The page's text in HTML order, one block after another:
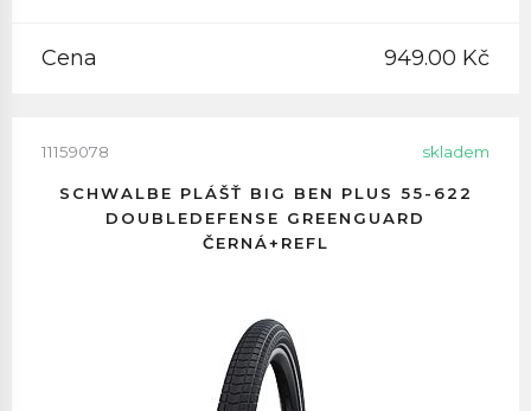
Cena 949.00 Kč
11159078 skladem
SCHWALBE PLÁŠŤ BIG BEN PLUS 55-622
DOUBLEDEFENSE GREENGUARD
ČERNÁ+REFL